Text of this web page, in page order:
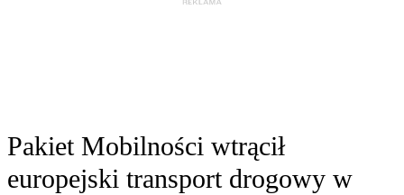
Pakiet Mobilności wtrącił
europejski transport drogowy w